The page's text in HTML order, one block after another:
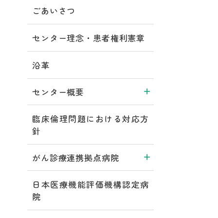
ごあいさつ
センター理念・患者権利憲章
沿革
センター概要
臨床倫理問題における対応方
針
がん診療連携拠点病院
日本医療機能評価機構認定病
院